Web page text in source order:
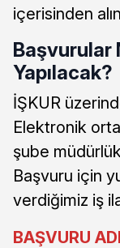
içerisinden
Başvurular
Yapılacak?
İŞKUR
Elektronik
şube
Başvuru için
verdiğimiz iş
BAŞVURU